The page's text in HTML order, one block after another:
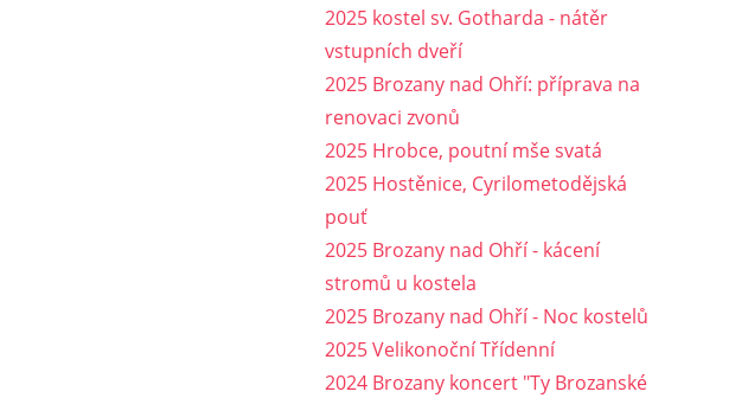
2025 kostel sv. Gotharda - nátěr
vstupních dveří
2025 Brozany nad Ohří: příprava na
renovaci zvonů
2025 Hrobce, poutní mše svatá
2025 Hostěnice, Cyrilometodějská
pouť
2025 Brozany nad Ohří - kácení
stromů u kostela
2025 Brozany nad Ohří - Noc kostelů
2025 Velikonoční Třídenní
2024 Brozany koncert "Ty Brozanské